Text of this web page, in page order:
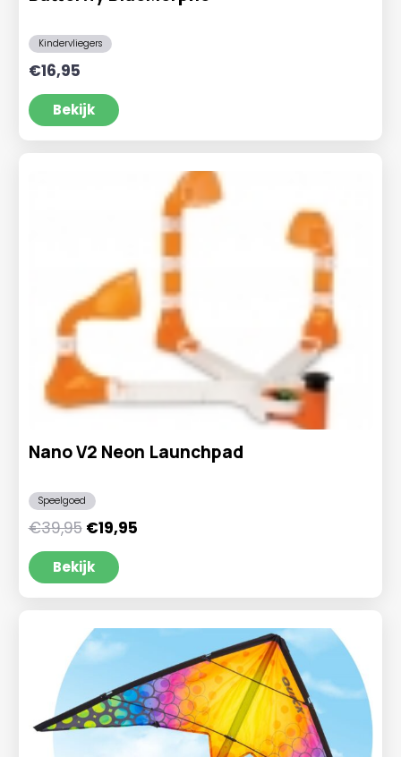
Kindervliegers
€16,95
Bekijk
Nano V2 Neon Launchpad
Speelgoed
€39,95 Oorspronkelijke
prijs
was:
€39,95.
€19,95Huidige
Bekijk